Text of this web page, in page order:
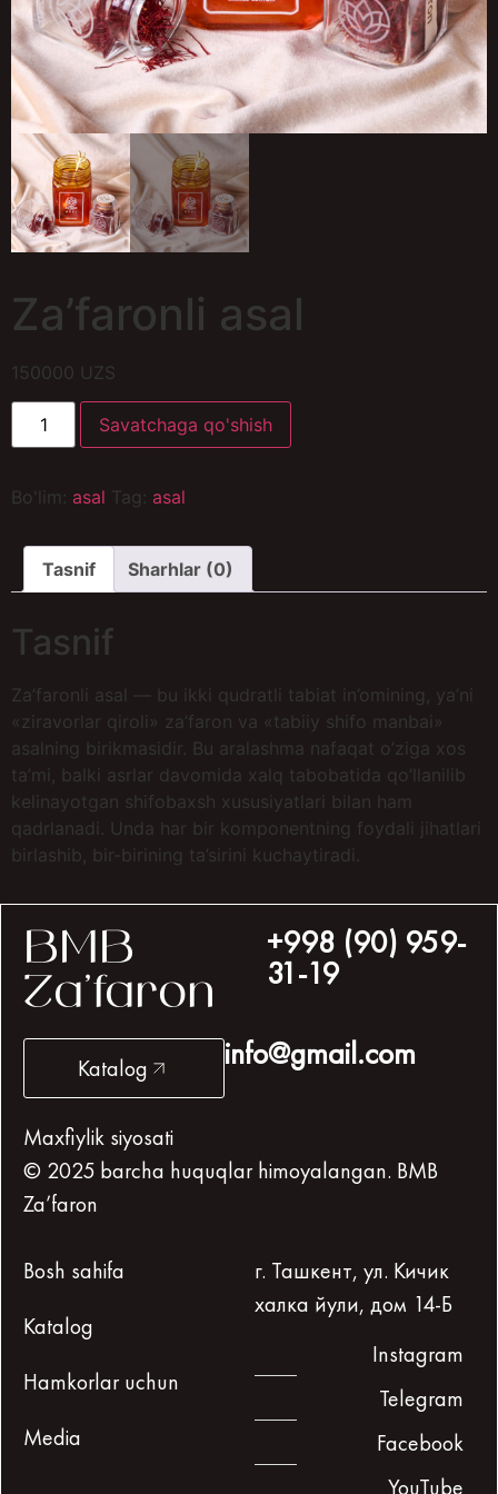
Za’faronli asal
150000 UZS
Savatchaga qo'shish
Bo'lim: asal Tag: asal
Tasnif Sharhlar (0)
Tasnif
Za’faronli asal — bu ikki qudratli tabiat in’omining, ya’ni
«ziravorlar qiroli» za’faron va «tabiiy shifo manbai»
asalning birikmasidir. Bu aralashma nafaqat o’ziga xos
ta’mi, balki asrlar davomida xalq tabobatida qo’llanilib
kelinayotgan shifobaxsh xususiyatlari bilan ham
qadrlanadi. Unda har bir komponentning foydali jihatlari
birlashib, bir-birining ta’sirini kuchaytiradi.
BMB
Za’faron
+998 (90) 959-
31-19
Katalog info@gmail.com
Maxfiylik siyosati
© 2025 barcha huquqlar himoyalangan. BMB
Za’faron
Bosh sahifa
Katalog
Hamkorlar uchun
Media
г. Ташкент, ул. Кичик
халка йули, дом 14-Б
Instagram
Telegram
Facebook
YouTube